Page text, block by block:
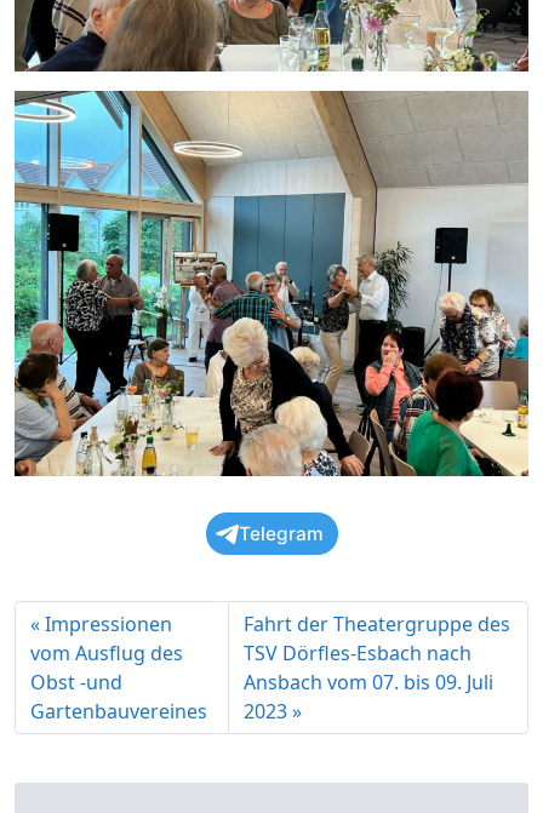
Telegram
Impressionen
vom Ausflug des
Obst -und
Gartenbauvereines
Fahrt der Theatergruppe des
TSV Dörfles-Esbach nach
Ansbach vom 07. bis 09. Juli
2023